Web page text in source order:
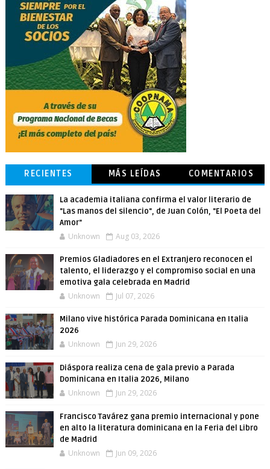
RECIENTES MÁS LEÍDAS COMENTARIOS
La academia italiana confirma el valor literario de
"Las manos del silencio", de Juan Colón, "El Poeta del
Amor"
Unknown Aug 03, 2026
Premios Gladiadores en el Extranjero reconocen el
talento, el liderazgo y el compromiso social en una
emotiva gala celebrada en Madrid
Unknown Jul 07, 2026
Milano vive histórica Parada Dominicana en Italia
2026
Unknown Jun 29, 2026
Diáspora realiza cena de gala previo a Parada
Dominicana en Italia 2026, Milano
Unknown Jun 29, 2026
Francisco Tavárez gana premio internacional y pone
en alto la literatura dominicana en la Feria del Libro
de Madrid
Unknown Jun 09, 2026